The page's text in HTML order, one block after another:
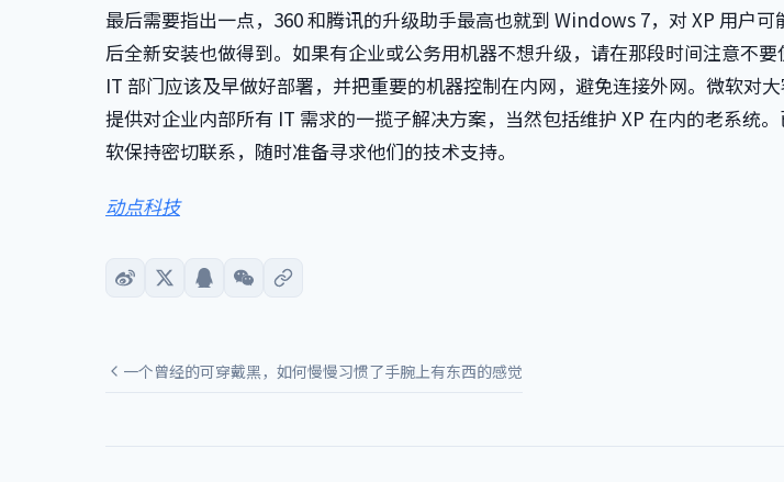
最后需要指出一点，360 和腾讯的升级助手最高也就到 Windows 7，对 XP 用户
后全新安装也做得到。如果有企业或公务用机器不想升级，请在那段时间注意不
IT 部门应该及早做好部署，并把重要的机器控制在内网，避免连接外网。微软对
提供对企业内部所有 IT 需求的一揽子解决方案，当然包括维护 XP 在内的老系统
软保持密切联系，随时准备寻求他们的技术支持。
动点科技
一个曾经的可穿戴黑，如何慢慢习惯了手腕上有东西的感觉